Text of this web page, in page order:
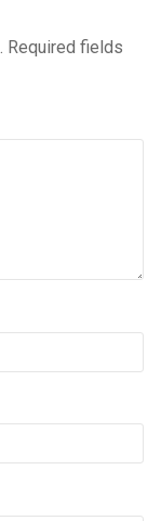
Required fields